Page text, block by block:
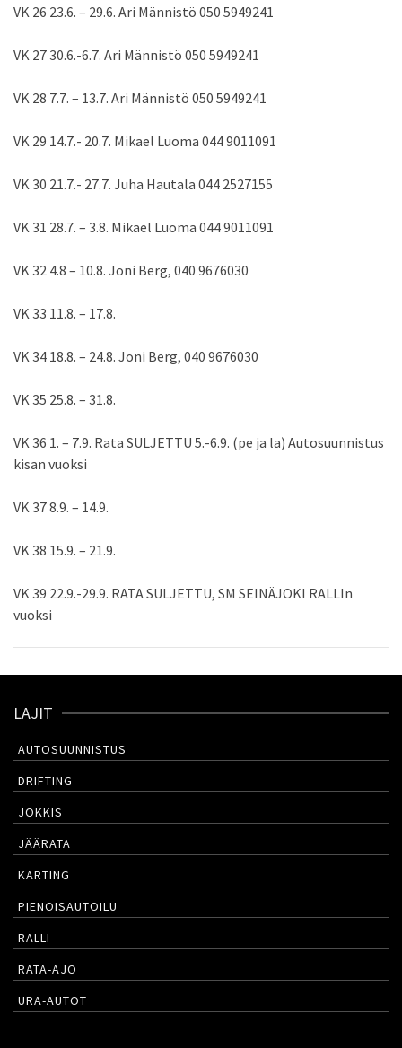
VK 26 23.6. – 29.6. Ari Männistö 050 5949241
VK 27 30.6.-6.7. Ari Männistö 050 5949241
VK 28 7.7. – 13.7. Ari Männistö 050 5949241
VK 29 14.7.- 20.7. Mikael Luoma 044 9011091
VK 30 21.7.- 27.7. Juha Hautala 044 2527155
VK 31 28.7. – 3.8. Mikael Luoma 044 9011091
VK 32 4.8 – 10.8. Joni Berg, 040 9676030
VK 33 11.8. – 17.8.
VK 34 18.8. – 24.8. Joni Berg, 040 9676030
VK 35 25.8. – 31.8.
VK 36 1. – 7.9. Rata SULJETTU 5.-6.9. (pe ja la) Autosuunnistus
kisan vuoksi
VK 37 8.9. – 14.9.
VK 38 15.9. – 21.9.
VK 39 22.9.-29.9. RATA SULJETTU, SM SEINÄJOKI RALLIn
vuoksi
LAJIT
AUTOSUUNNISTUS
DRIFTING
JOKKIS
JÄÄRATA
KARTING
PIENOISAUTOILU
RALLI
RATA-AJO
URA-AUTOT